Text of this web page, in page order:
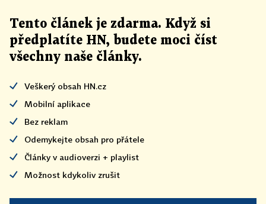
Tento článek je zdarma. Když si
předplatíte HN, budete moci číst
všechny naše články.
Veškerý obsah HN.cz
Mobilní aplikace
Bez reklam
Odemykejte obsah pro přátele
Články v audioverzi + playlist
Možnost kdykoliv zrušit